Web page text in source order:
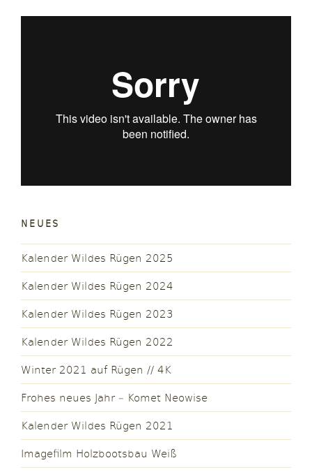
NEUES
Kalender Wildes Rügen 2025
Kalender Wildes Rügen 2024
Kalender Wildes Rügen 2023
Kalender Wildes Rügen 2022
Winter 2021 auf Rügen // 4K
Frohes neues Jahr – Komet Neowise
Kalender Wildes Rügen 2021
Imagefilm Holzbootsbau Weiß